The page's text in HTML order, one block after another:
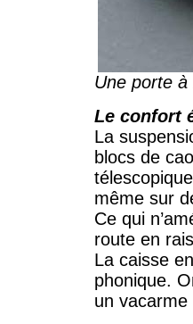
Une porte à
Le confort
La
blocs de
même sur
Ce qui
route en
La caisse
phonique.
un vacarme